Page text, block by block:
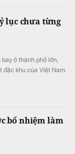
lục chưa từng
ở thành phố lớn,
đặc khu của Việt Nam.
bổ nhiệm làm